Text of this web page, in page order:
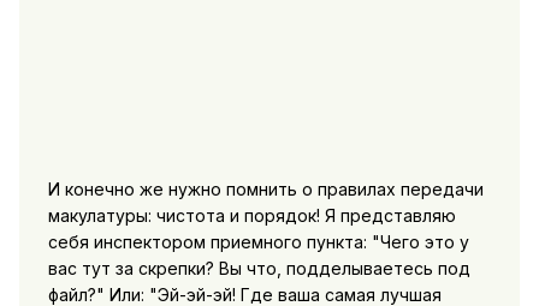
И конечно же нужно помнить о правилах передачи
макулатуры: чистота и порядок! Я представляю
себя инспектором приемного пункта: "Чего это у
вас тут за скрепки? Вы что, подделываетесь под
файл?" Или: "Эй-эй-эй! Где ваша самая лучшая